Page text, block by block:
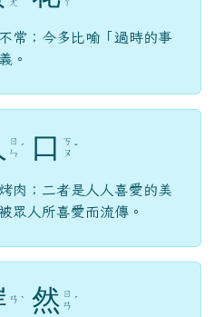
常；今多比喻「過時的事
。
ㄖ
ㄣ ˊ 口
ㄎ
ㄡ ˇ
肉；二者是人人喜愛的美
眾人所喜愛而流傳。
ㄢ ˋ 然 ㄖ
ㄢ ˊ